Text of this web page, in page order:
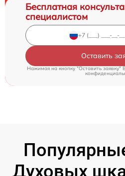
Бесплатная
специалистом
Оставить
Нажимая на кнопку "Оставить заявку"
Духовых